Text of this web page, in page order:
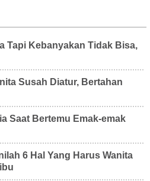
Tapi Kebanyakan Tidak Bisa,
Susah Diatur, Bertahan
Saat Bertemu Emak-emak
6 Hal Yang Harus Wanita